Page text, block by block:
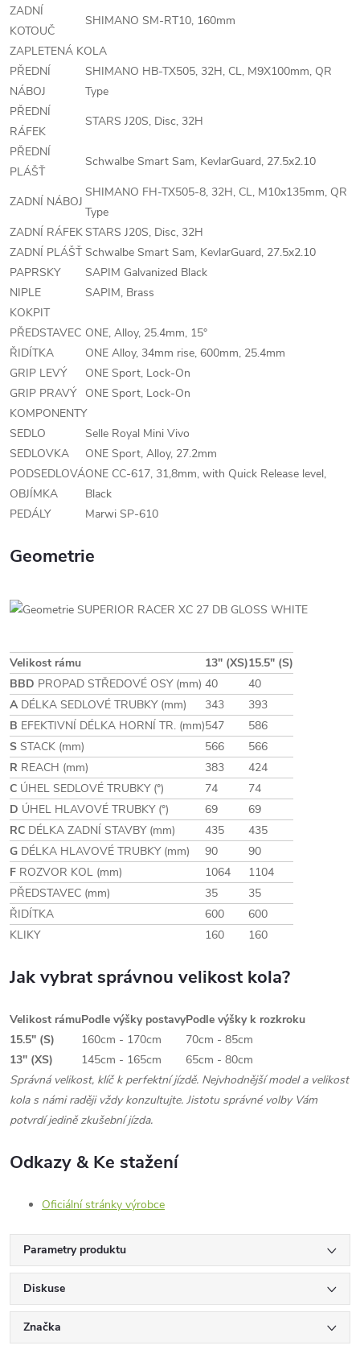
ZADNÍ
KOTOUČ
SHIMANO SM-RT10, 160mm
ZAPLETENÁ KOLA
PŘEDNÍ
NÁBOJ
SHIMANO HB-TX505, 32H, CL, M9X100mm, QR
Type
PŘEDNÍ
RÁFEK
STARS J20S, Disc, 32H
PŘEDNÍ
PLÁŠŤ
Schwalbe Smart Sam, KevlarGuard, 27.5x2.10
ZADNÍ NÁBOJ
SHIMANO FH-TX505-8, 32H, CL, M10x135mm, QR
Type
ZADNÍ RÁFEK STARS J20S, Disc, 32H
ZADNÍ PLÁŠŤ Schwalbe Smart Sam, KevlarGuard, 27.5x2.10
PAPRSKY
SAPIM Galvanized Black
NIPLE
SAPIM, Brass
KOKPIT
PŘEDSTAVEC ONE, Alloy, 25.4mm, 15°
ŘIDÍTKA
ONE Alloy, 34mm rise, 600mm, 25.4mm
GRIP LEVÝ
ONE Sport, Lock-On
GRIP PRAVÝ
ONE Sport, Lock-On
KOMPONENTY
SEDLO
Selle Royal Mini Vivo
SEDLOVKA
ONE Sport, Alloy, 27.2mm
PODSEDLOVÁ
OBJÍMKA
ONE CC-617, 31,8mm, with Quick Release level,
Black
PEDÁLY
Marwi SP-610
Geometrie
Velikost rámu 13" (XS)15.5" (S)
BBD PROPAD STŘEDOVÉ OSY (mm) 40
40
ADÉLKA SEDLOVÉ TRUBKY (mm) 343
393
B EFEKTIVNÍ DÉLKA HORNÍ TR. (mm)547
586
S STACK (mm) 566
566
R REACH (mm) 383
424
C ÚHEL SEDLOVÉ TRUBKY (°) 74
74
D ÚHEL HLAVOVÉ TRUBKY (°) 69
69
RC DÉLKA ZADNÍ STAVBY (mm) 435
435
G DÉLKA HLAVOVÉ TRUBKY (mm) 90
90
F ROZVOR KOL (mm) 1064
1104
PŘEDSTAVEC (mm)
35
35
ŘIDÍTKA
600
600
KLIKY
160 160
Jak vybrat správnou velikost kola?
Velikost rámuPodle výšky postavyPodle výšky k rozkroku
15.5" (S)
160cm - 170cm
70cm - 85cm
13" (XS)
145cm - 165cm
65cm - 80cm
Správná velikost, klíč k perfektní jízdě. Nejvhodnější model a velikost
kola s námi raději vždy konzultujte. Jistotu správné volby Vám
potvrdí jedině zkušební jízda.
Odkazy & Ke stažení
Oficiální stránky výrobce
Parametry produktu
Diskuse
Značka